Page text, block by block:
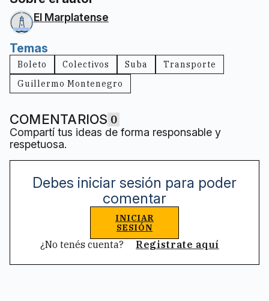
El Marplatense
Temas
Boleto Colectivos Suba
Transporte
Guillermo Montenegro
COMENTARIOS 0
Compartí tus ideas de forma responsable y
respetuosa.
Debes iniciar sesión para poder
comentar
INICIAR
SESIÓN
¿No tenés cuenta? Registrate aquí